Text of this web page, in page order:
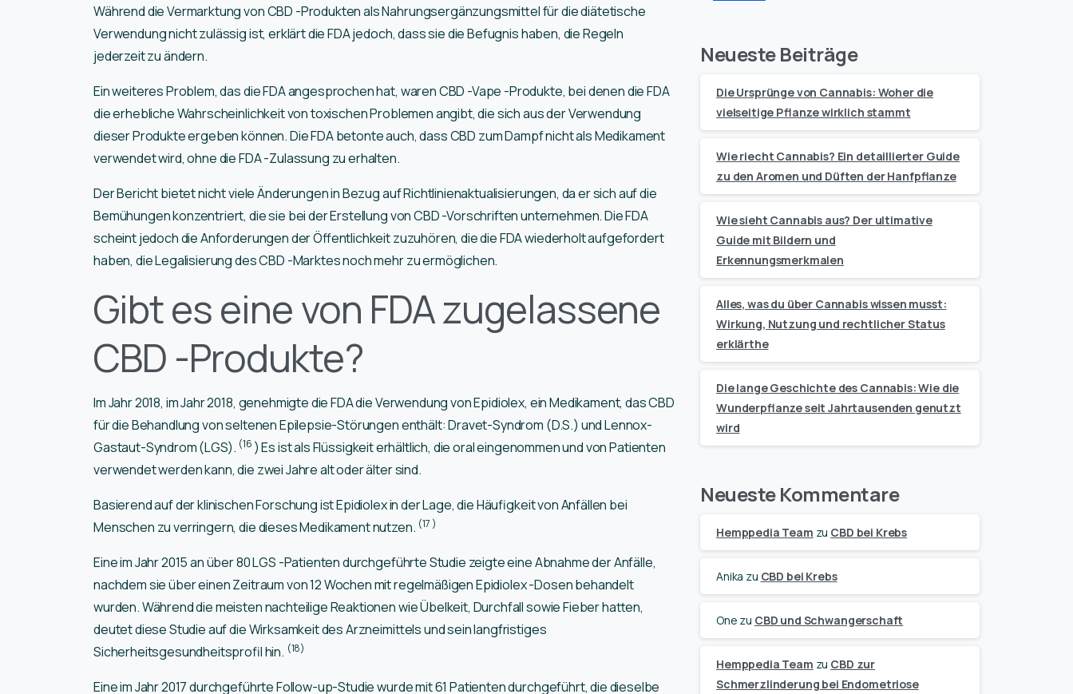
Während die Vermarktung von CBD -Produkten als Nahrungsergänzungsmittel für die diätetische
Verwendung nicht zulässig ist, erklärt die FDA jedoch, dass sie die Befugnis haben, die Regeln
jederzeit zu ändern.
Ein weiteres Problem, das die FDA angesprochen hat, waren CBD -Vape -Produkte, bei denen die FDA
die erhebliche Wahrscheinlichkeit von toxischen Problemen angibt, die sich aus der Verwendung
dieser Produkte ergeben können. Die FDA betonte auch, dass CBD zum Dampf nicht als Medikament
verwendet wird, ohne die FDA -Zulassung zu erhalten.
Der Bericht bietet nicht viele Änderungen in Bezug auf Richtlinienaktualisierungen, da er sich auf die
Bemühungen konzentriert, die sie bei der Erstellung von CBD -Vorschriften unternehmen. Die FDA
scheint jedoch die Anforderungen der Öffentlichkeit zuzuhören, die die FDA wiederholt aufgefordert
haben, die Legalisierung des CBD -Marktes noch mehr zu ermöglichen.
Gibt es eine von FDA zugelassene
CBD -Produkte?
Im Jahr 2018, im Jahr 2018, genehmigte die FDA die Verwendung von Epidiolex, ein Medikament, das CBD
für die Behandlung von seltenen Epilepsie-Störungen enthält: Dravet-Syndrom (D.S.) und Lennox-
Gastaut-Syndrom (LGS). (16 ) Es ist als Flüssigkeit erhältlich, die oral eingenommen und von Patienten
verwendet werden kann, die zwei Jahre alt oder älter sind.
Basierend auf der klinischen Forschung ist Epidiolex in der Lage, die Häufigkeit von Anfällen bei
Menschen zu verringern, die dieses Medikament nutzen. (17 )
Eine im Jahr 2015 an über 80 LGS -Patienten durchgeführte Studie zeigte eine Abnahme der Anfälle,
nachdem sie über einen Zeitraum von 12 Wochen mit regelmäßigen Epidiolex -Dosen behandelt
wurden. Während die meisten nachteilige Reaktionen wie Übelkeit, Durchfall sowie Fieber hatten,
deutet diese Studie auf die Wirksamkeit des Arzneimittels und sein langfristiges
Sicherheitsgesundheitsprofil hin. (18)
Eine im Jahr 2017 durchgeführte Follow-up-Studie wurde mit 61 Patienten durchgeführt, die dieselbe
Neueste Beiträge
Die Ursprünge von Cannabis: Woher die
vielseitige Pflanze wirklich stammt
Wie riecht Cannabis? Ein detaillierter Guide
zu den Aromen und Düften der Hanfpflanze
Wie sieht Cannabis aus? Der ultimative
Guide mit Bildern und
Erkennungsmerkmalen
Alles, was du über Cannabis wissen musst:
Wirkung, Nutzung und rechtlicher Status
erklärthe
Die lange Geschichte des Cannabis: Wie die
Wunderpflanze seit Jahrtausenden genutzt
wird
Neueste Kommentare
Hemppedia Team zu CBD bei Krebs
Anika zu CBD bei Krebs
One zu CBD und Schwangerschaft
Hemppedia Team zu CBD zur
Schmerzlinderung bei Endometriose